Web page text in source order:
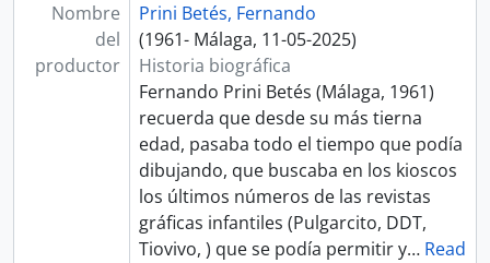
Nombre
del
productor
Prini Betés, Fernando
(1961- Málaga, 11-05-2025)
Historia biográfica
Fernando Prini Betés (Málaga, 1961)
recuerda que desde su más tierna
edad, pasaba todo el tiempo que podía
dibujando, que buscaba en los kioscos
los últimos números de las revistas
gráficas infantiles (Pulgarcito, DDT,
Tiovivo, ) que se podía permitir y… Read